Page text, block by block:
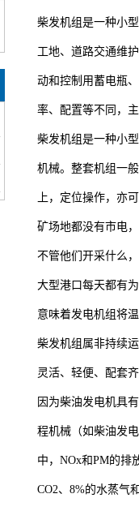
柴发机组是一种小
工地、道路交通维
动和控制用蓄电瓶
率、配置等不同，
柴发机组是一种小
机械。整套机组一
上，定位操作，亦
矿场地都没有市电
不管他们开采什么
大型港口每天都有
意味着发电机组将
柴发机组属非持续
灵活、轻便、配套
因为柴油发电机具
程机械（如柴油发
中，NOx和PM的排
CO2、8%的水蒸气